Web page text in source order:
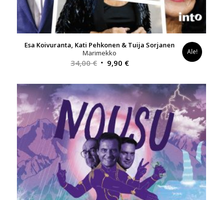
Esa Koivuranta, Kati Pehkonen & Tuija Sorjanen
Marimekko
34,00€ Alkuperäinen
oli:
34,00 €.
9,90 €Nykyinen
on:
9,90 €.
Ale!